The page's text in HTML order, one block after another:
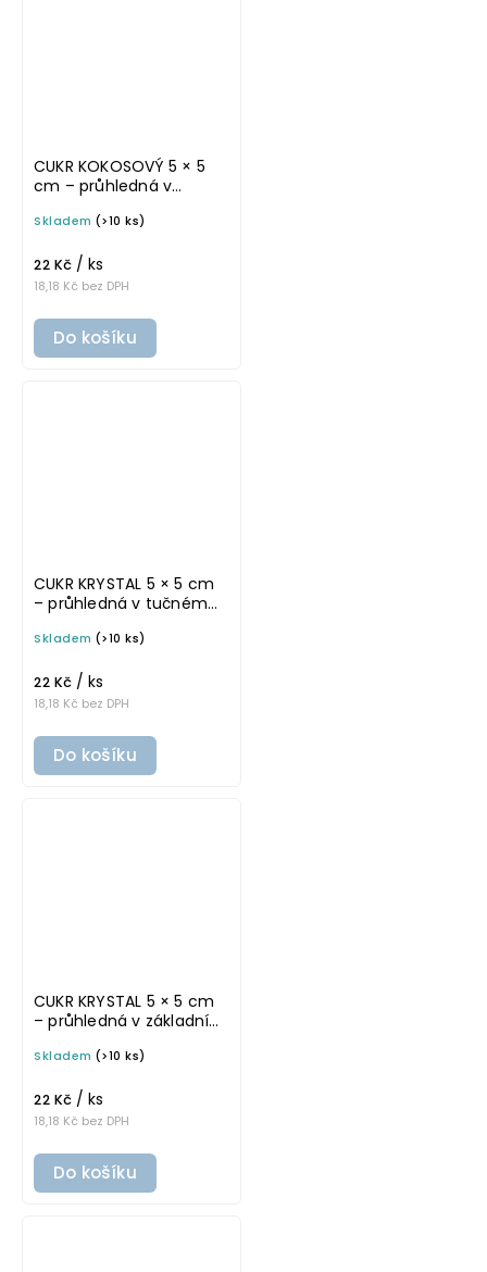
CUKR KOKOSOVÝ 5 × 5
cm – průhledná v
omyvatelná samolepka
Skladem (>10 ks)
18,18 Kč bez DPH
22 Kč / ks
Do košíku
CUKR KRYSTAL 5 × 5 cm
– průhledná v tučném
samolepka na
Skladem (>10 ks)
18,18 Kč bez DPH
22 Kč / ks
Do košíku
CUKR KRYSTAL 5 × 5 cm
– průhledná v základním
samolepka na
Skladem (>10 ks)
18,18 Kč bez DPH
22 Kč / ks
Do košíku